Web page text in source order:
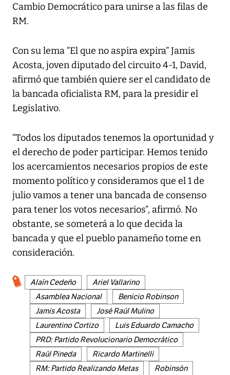
Cambio Democrático para unirse a las filas de
RM.
Con su lema “El que no aspira expira” Jamis
Acosta, joven diputado del circuito 4-1, David,
afirmó que también quiere ser el candidato de
la bancada oficialista RM, para la presidir el
Legislativo.
“Todos los diputados tenemos la oportunidad y
el derecho de poder participar. Hemos tenido
los acercamientos necesarios propios de este
momento político y consideramos que el 1 de
julio vamos a tener una bancada de consenso
para tener los votos necesarios”, afirmó. No
obstante, se someterá a lo que decida la
bancada y que el pueblo panameño tome en
consideración.
Alaín Cedeño
Ariel Vallarino
Asamblea Nacional
Benicio Robinson
Jamis Acosta
José Raúl Mulino
Laurentino Cortizo
Luis Eduardo Camacho
PRD: Partido Revolucionario Democrático
Raúl Pineda
Ricardo Martinelli
RM: Partido Realizando Metas
Robinsón